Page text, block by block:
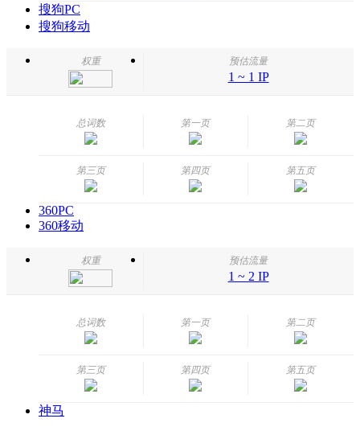
搜狗PC
搜狗移动
权重 预估流量
1 ~ 1 IP
总词数 第一页 第二页
第三页 第四页 第五页
360PC
360移动
权重 预估流量
1 ~ 2 IP
总词数 第一页 第二页
第三页 第四页 第五页
神马